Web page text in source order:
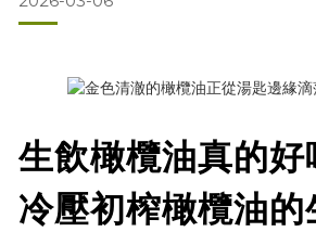
心，能有效降低壞膽固醇，減少中風風險
富的蔬果與全穀類富含植化素，能清除體
生飲橄欖油真的好
冷壓初榨橄欖油的